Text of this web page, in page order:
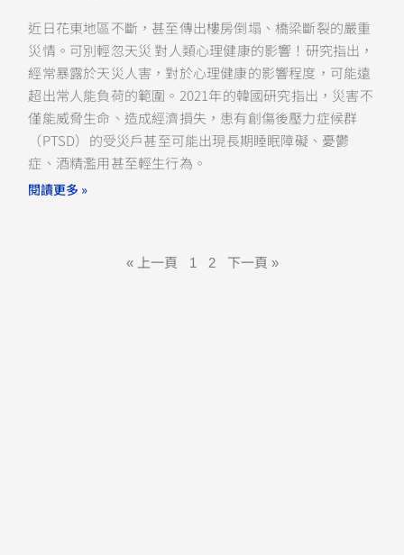
近日花東地區不斷，甚至傳出樓房倒塌、橋梁斷裂的嚴重
災情。可別輕忽天災 對人類心理健康的影響！研究指出，
經常暴露於天災人害，對於心理健康的影響程度，可能遠
超出常人能負荷的範圍。2021年的韓國研究指出，災害不
僅能威脅生命、造成經濟損失，患有創傷後壓力症候群
（PTSD）的受災戶甚至可能出現長期睡眠障礙、憂鬱
症、酒精濫用甚至輕生行為。
閱讀更多 »
« 上一頁 1 2 下一頁 »